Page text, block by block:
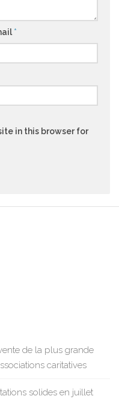
*
in this browser for
de la plus grande
caritatives
solides en juillet